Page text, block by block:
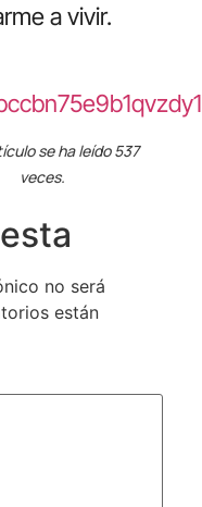
a vivir.
se ha leído 537
veces.
no será
están